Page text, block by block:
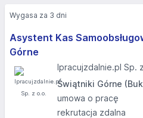
Asystent Kas
Górne
Ipracujzdalnie.pl Sp.
Świątniki Górne
umowa o pracę
rekrutacja zdalna
Wygasa za 3 dni